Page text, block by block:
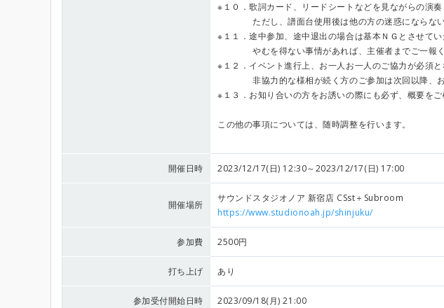
※１０．歌詞カード、リードシートなどを見ながらの演奏
ただし、譜面台使用後は他の方の迷惑にならない
※１１．途中参加、途中退出の場合は基本ＮＧとさせてい
やむを得ない事情があれば、主催者までご一報く
※１２．イベント進行上、お一人お一人のご協力が必須と
非協力的な様相が続く方のご参加は次回以降、お
※１３．お知り合いの方をお誘いの際にも必ず、概要をご
この他の事項については、随時調整を行います。
開催日時 2023/12/17(日) 12:30～2023/12/17(日) 17:00
開催場所
サウンドスタジオノア 新宿店 CSst＋Subroom
https://www.studionoah.jp/shinjuku/
参加費 2500円
打ち上げ あり
参加受付開始日時 2023/09/18(月) 21:00